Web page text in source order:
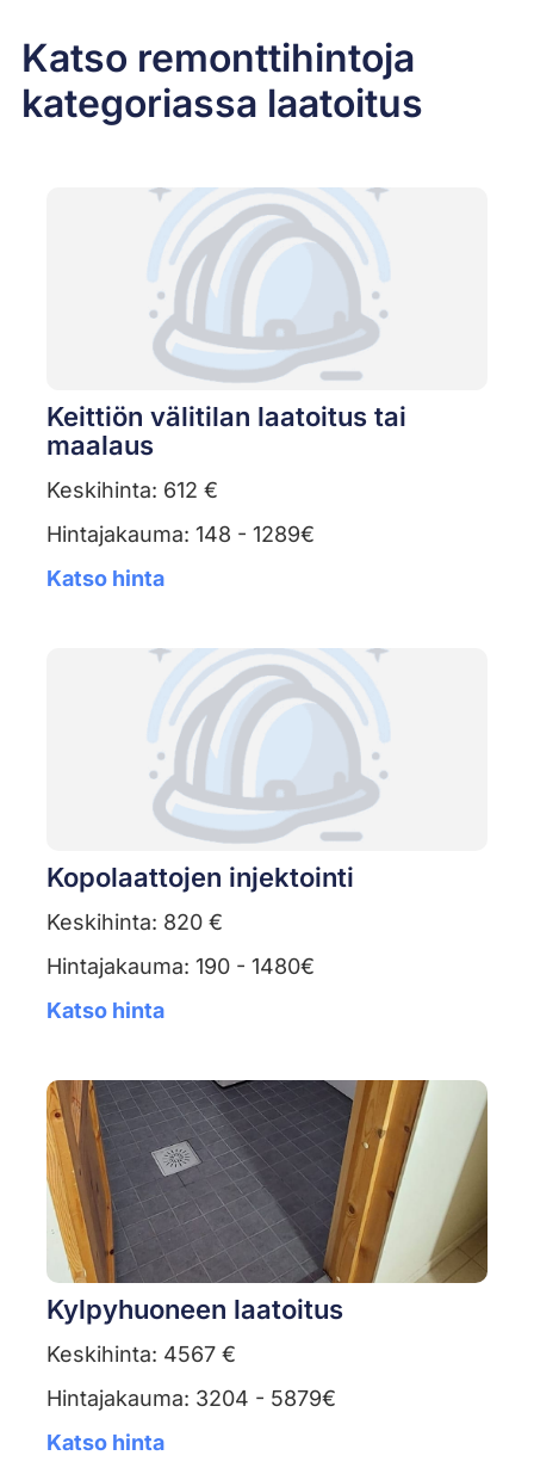
Katso remonttihintoja
kategoriassa laatoitus
Keittiön välitilan laatoitus tai
maalaus
Keskihinta: 612 €
Hintajakauma: 148 - 1289€
Katso hinta
Kopolaattojen injektointi
Keskihinta: 820 €
Hintajakauma: 190 - 1480€
Katso hinta
Kylpyhuoneen laatoitus
Keskihinta: 4567 €
Hintajakauma: 3204 - 5879€
Katso hinta